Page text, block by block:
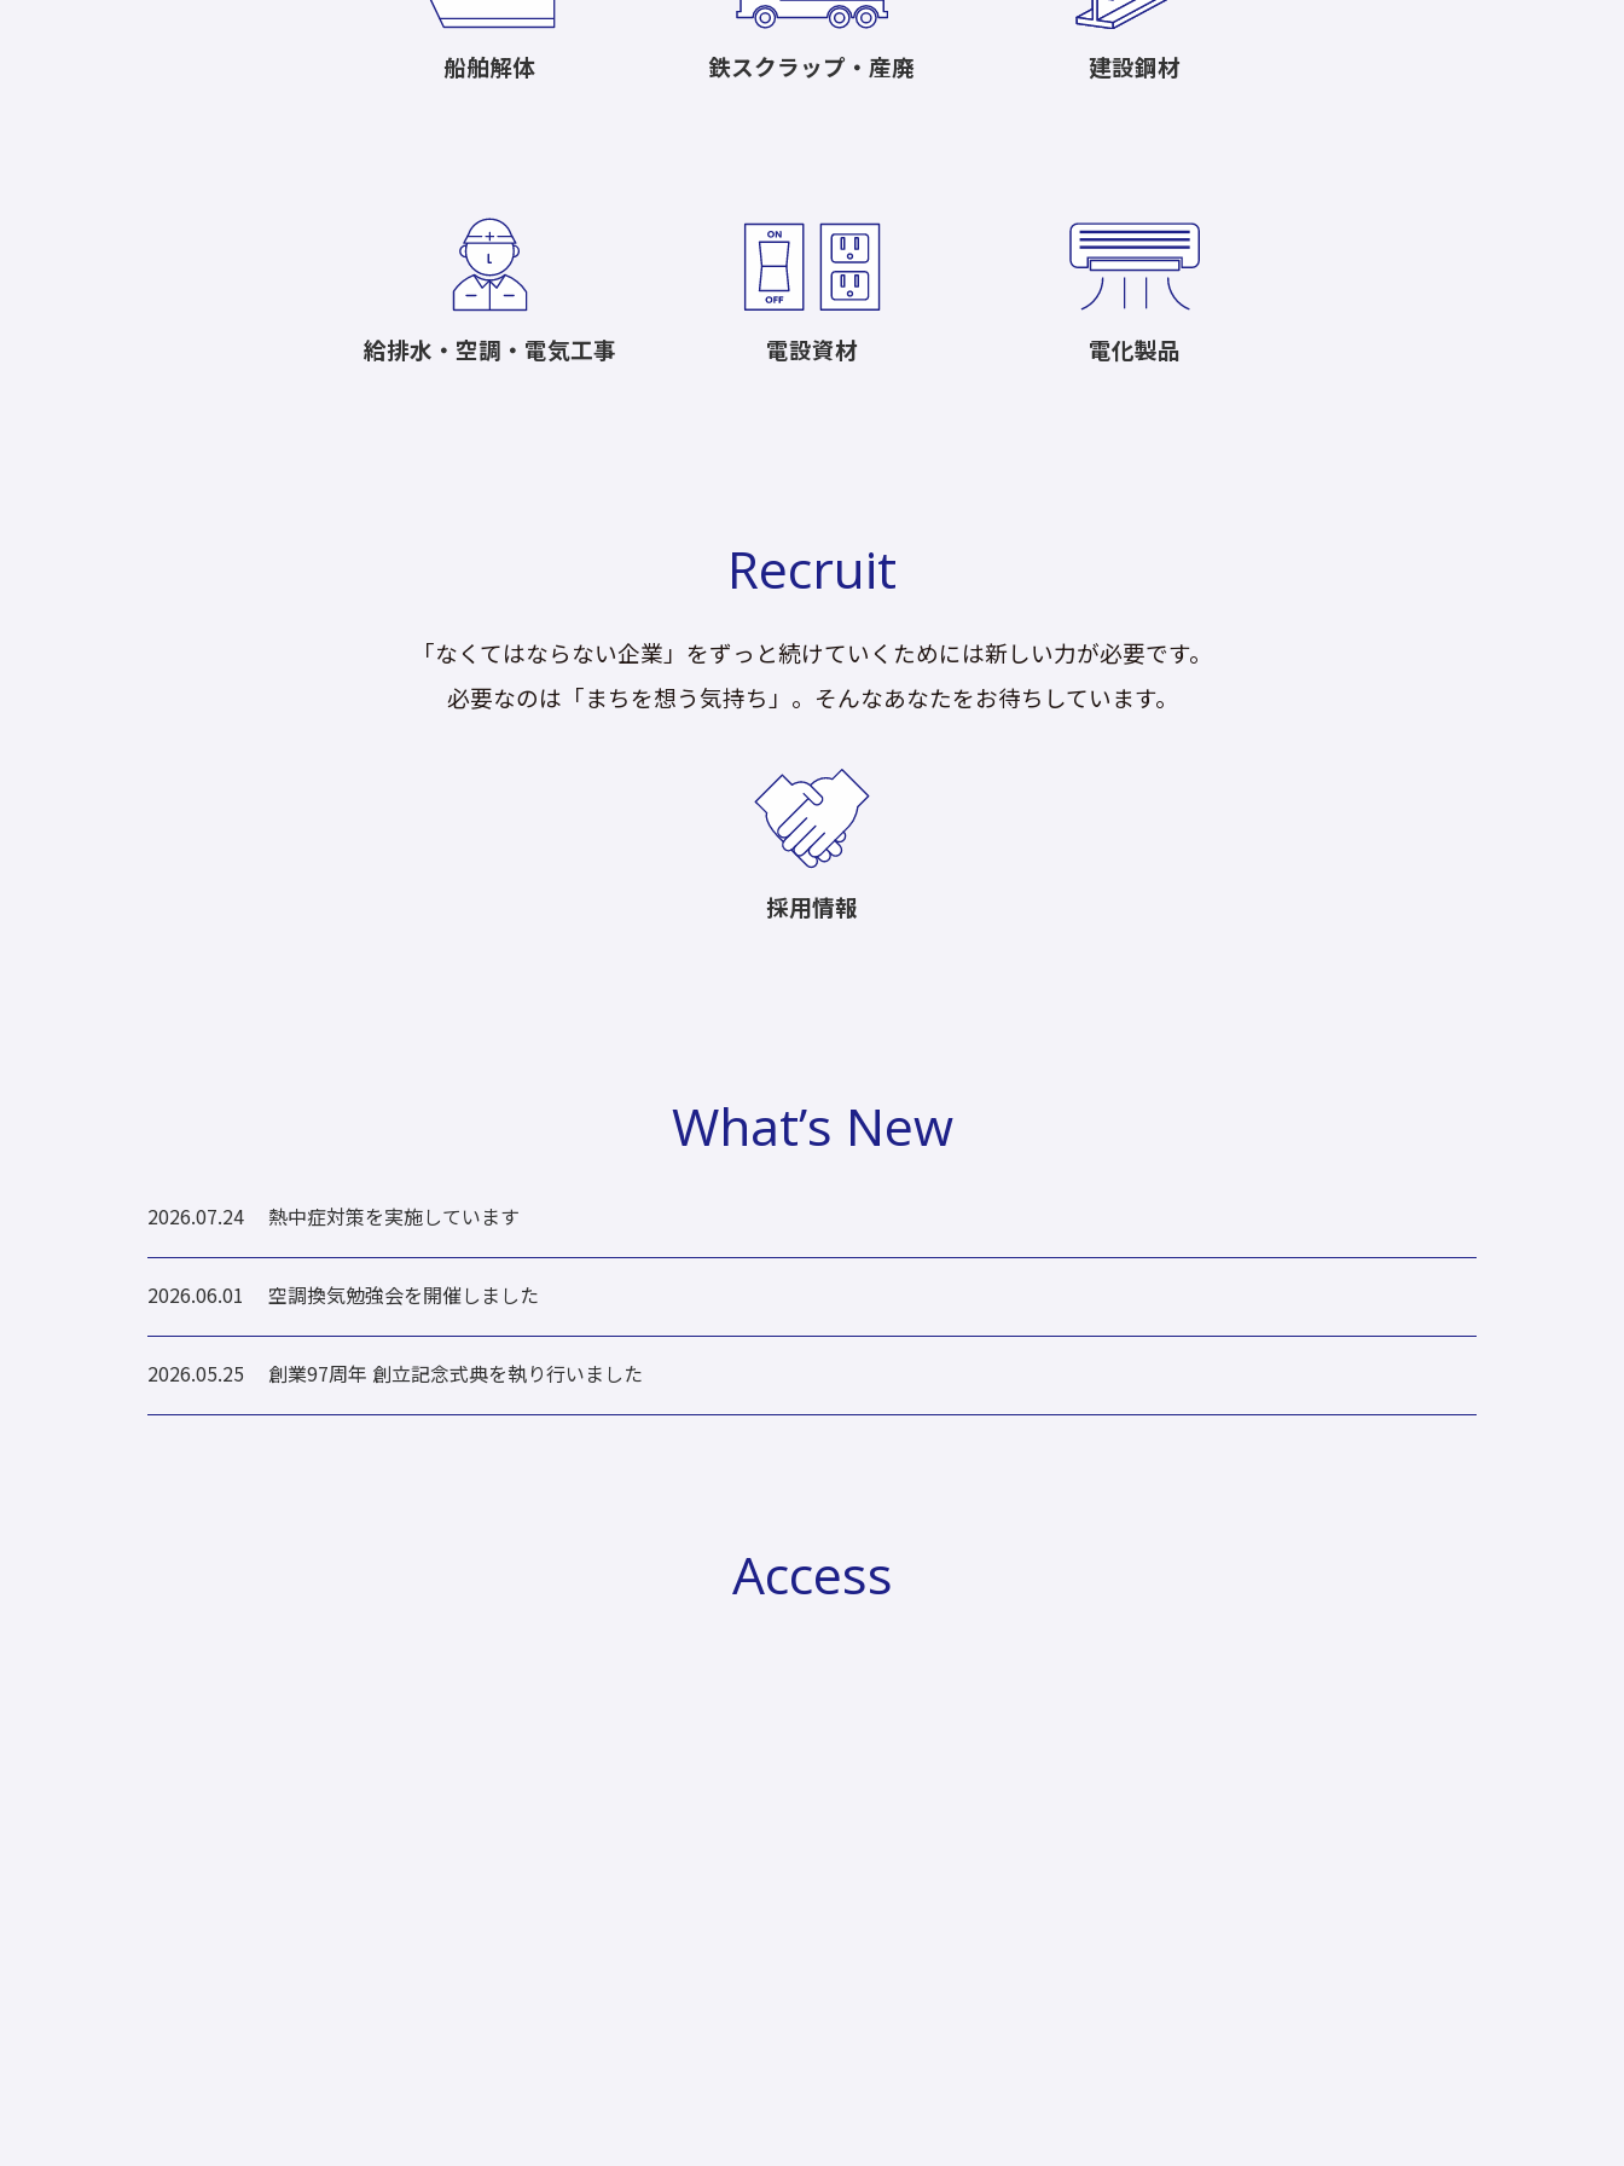
船舶解体 鉄スクラップ・産廃 建設鋼材
給排水・空調・電気工事 電設資材 電化製品
Recruit
「なくてはならない企業」をずっと続けていくためには新しい力が必要です。
必要なのは「まちを想う気持ち」。そんなあなたをお待ちしています。
採用情報
What’s New
2026.07.24 熱中症対策を実施しています
2026.06.01 空調換気勉強会を開催しました
2026.05.25 創業97周年 創立記念式典を執り行いました
Access